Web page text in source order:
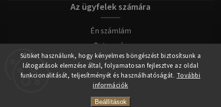
Sütiket használunk, hogy kényelmes böngészést biztosítsunk a
látogatások elemzése által, folyamatosan fejlesztve az oldal
funkcionalitását, teljesítményét és használhatóságát. További
információk
Beállítások
Az ügyfelek számára
Én számlám
Bejegyzés
Bejelentkezés
Copyright 2026tomilla.hu. Minden jog fenntartva.